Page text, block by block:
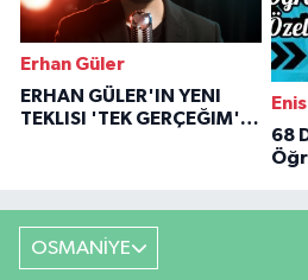
Erhan Güler
ERHAN GÜLER'IN YENI
TEKLISI 'TEK GERÇEĞIM'LE
68
OSMANİYE